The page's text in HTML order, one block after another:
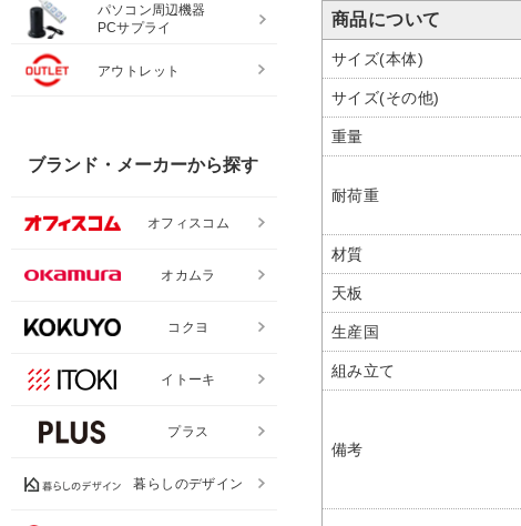
商品について
サイズ(本体)
サイズ(その他)
重量
耐荷重
材質
天板
生産国
組み立て
備考
パソコン周辺機器
PCサプライ
アウトレット
ブランド・メーカーから探す
オフィスコム
オカムラ
コクヨ
イトーキ
プラス
暮らしのデザイン